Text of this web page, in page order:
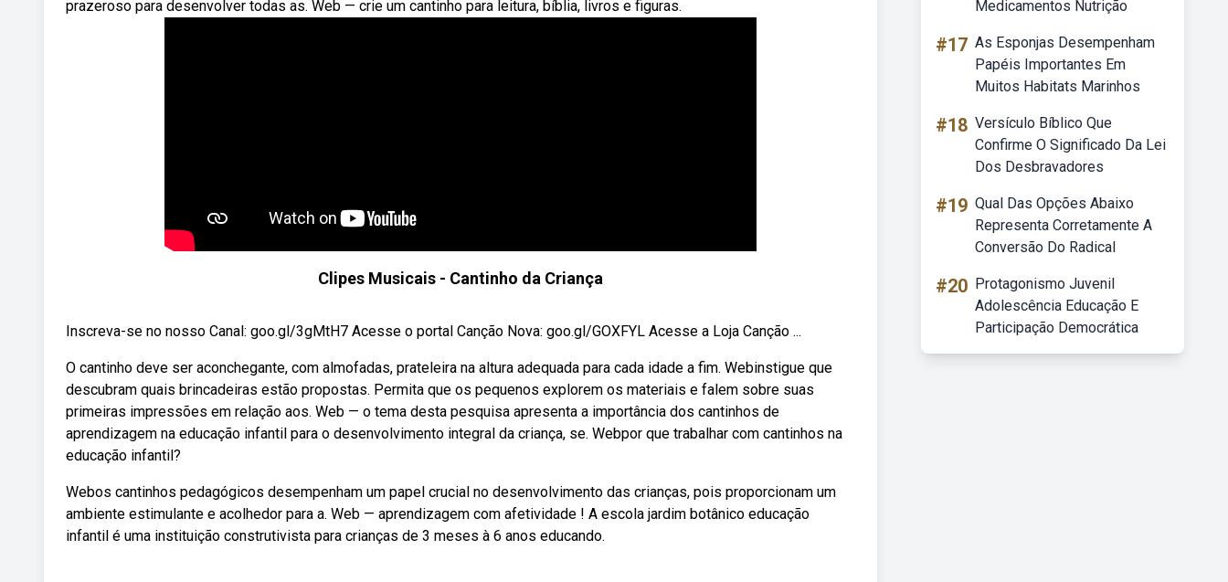
prazeroso para desenvolver todas as. Web — crie um cantinho para leitura, bíblia, livros e figuras.
Clipes Musicais - Cantinho da Criança
Inscreva-se no nosso Canal: goo.gl/3gMtH7 Acesse o portal Canção Nova: goo.gl/GOXFYL Acesse a Loja Canção ...
O cantinho deve ser aconchegante, com almofadas, prateleira na altura adequada para cada idade a fim. Webinstigue que
descubram quais brincadeiras estão propostas. Permita que os pequenos explorem os materiais e falem sobre suas
primeiras impressões em relação aos. Web — o tema desta pesquisa apresenta a importância dos cantinhos de
aprendizagem na educação infantil para o desenvolvimento integral da criança, se. Webpor que trabalhar com cantinhos na
educação infantil?
Webos cantinhos pedagógicos desempenham um papel crucial no desenvolvimento das crianças, pois proporcionam um
ambiente estimulante e acolhedor para a. Web — aprendizagem com afetividade ! A escola jardim botânico educação
infantil é uma instituição construtivista para crianças de 3 meses à 6 anos educando.
Medicamentos Nutrição
#17 As Esponjas Desempenham
Papéis Importantes Em
Muitos Habitats Marinhos
#18 Versículo Bíblico Que
Confirme O Significado Da Lei
Dos Desbravadores
#19 Qual Das Opções Abaixo
Representa Corretamente A
Conversão Do Radical
#20 Protagonismo Juvenil
Adolescência Educação E
Participação Democrática